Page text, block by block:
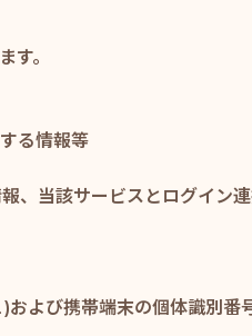
す。
る情報等
、当該サービスとログイン
よび携帯端末の個体識別